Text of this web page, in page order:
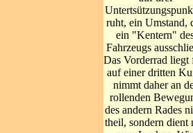
ruht, ein Umstand,
ein "Kentern"
Fahrzeugs
Das Vorderrad liegt
auf einer dritten
nimmt daher an
rollenden
des andern Rades
theil, sondern dient